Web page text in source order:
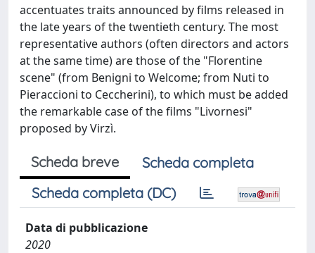
accentuates traits announced by films released in
the late years of the twentieth century. The most
representative authors (often directors and actors
at the same time) are those of the "Florentine
scene" (from Benigni to Welcome; from Nuti to
Pieraccioni to Ceccherini), to which must be added
the remarkable case of the films "Livornesi"
proposed by Virzì.
Scheda breve
Scheda completa
Scheda completa (DC)
Data di pubblicazione
2020